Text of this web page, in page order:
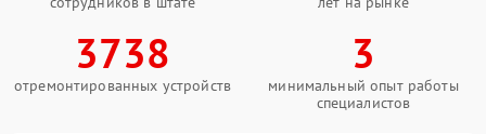
3738
отремонтированных устройств
3
минимальный опыт работы
специалистов